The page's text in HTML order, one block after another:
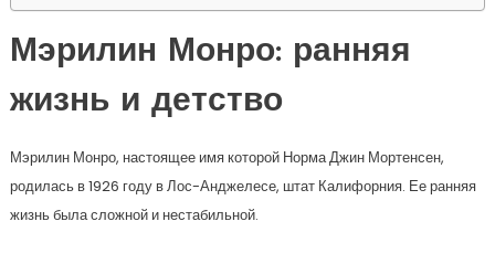
Мэрилин Монро: ранняя
жизнь и детство
Мэрилин Монро, настоящее имя которой Норма Джин Мортенсен,
родилась в 1926 году в Лос-Анджелесе, штат Калифорния. Ее ранняя
жизнь была сложной и нестабильной.